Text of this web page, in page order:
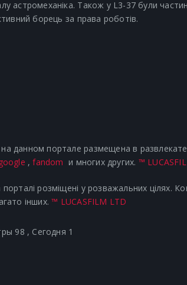
астромеханіка. Також у L3-37 були
борець за права роботів.
данном портале размещена в
,fandom и многих других. ™
розміщені у розважальних цілях.
інших.™ LUCASFILM LTD
98 , Сегодня 1